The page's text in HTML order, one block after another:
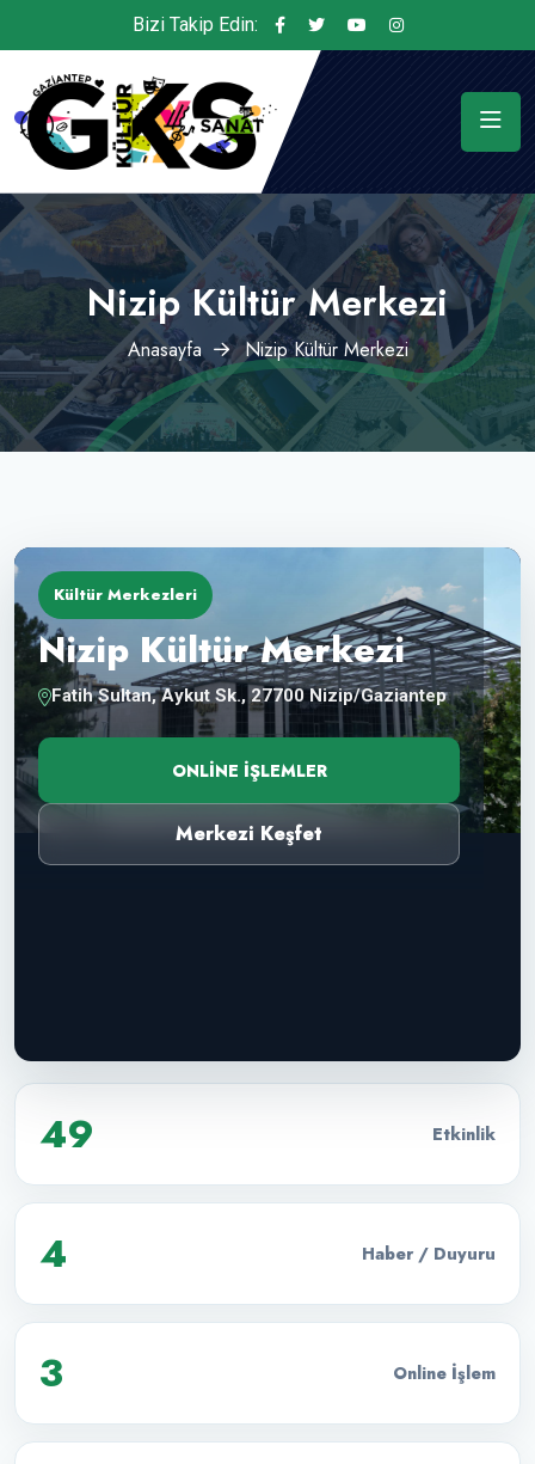
Bizi Takip Edin:
Nizip Kültür Merkezi
Anasayfa Nizip Kültür Merkezi
Kültür Merkezleri
Nizip Kültür Merkezi
Fatih Sultan, Aykut Sk., 27700 Nizip/Gaziantep
ONLINE İŞLEMLER
Merkezi Keşfet
49 Etkinlik
4 Haber / Duyuru
3 Online İşlem